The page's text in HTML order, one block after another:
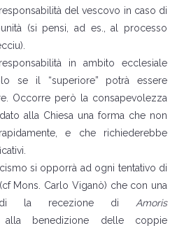
del vescovo in caso di
(si pensi, ad es., al processo
in ambito ecclesiale
se il “superiore” potrà essere
Occorre però la consapevolezza
alla Chiesa una forma che non
e che richiederebbe
si opporrà ad ogni tentativo di
Mons. Carlo Viganò) che con una
la recezione di Amoris
benedizione delle coppie